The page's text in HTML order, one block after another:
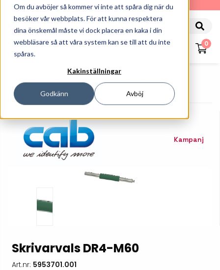
Om du avböjer så kommer vi inte att spåra dig när du
besöker vår webbplats. För att kunna respektera
dina önskemål måste vi dock placera en kaka i din
webbläsare så att våra system kan se till att du inte
spåras.
Kakinställningar
Godkänn Avböj
010-162 61 90
0
Skrivare
Tillbehör Skrivare
Skrivarvals DR4-M60
Kampanj
Skrivarvals DR4-M60
Art.nr: 5953701.001